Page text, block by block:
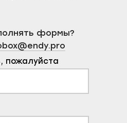
формы?
пожалуйста